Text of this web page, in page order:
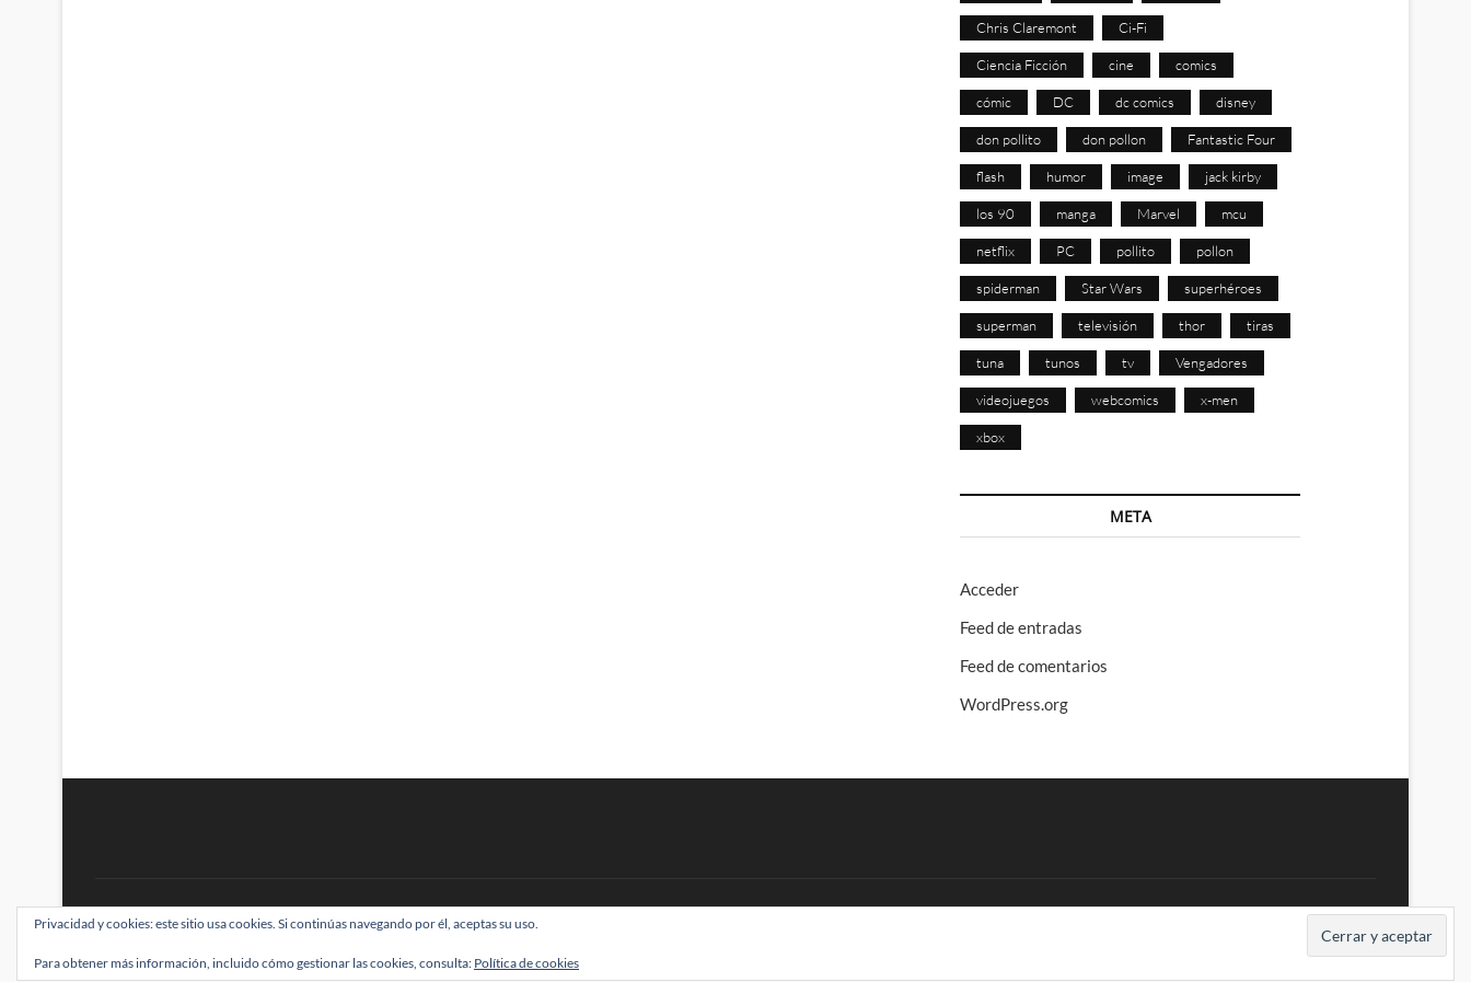
Chris Claremont Ci-Fi
Ciencia Ficción cine comics
cómic DC dc comics disney
don pollito don pollon Fantastic Four
flash humor image jack kirby
los 90 manga Marvel mcu
netflix PC pollito pollon
spiderman Star Wars superhéroes
superman televisión thor tiras
tuna tunos tv Vengadores
videojuegos webcomics x-men
xbox
META
Acceder
Feed de entradas
Feed de comentarios
WordPress.org
BRAINSTOMPING| Diseñado por:Theme Freesia|WordPress| © Todos los derechos reservados
Privacidad y cookies: este sitio usa cookies. Si continúas navegando por él, aceptas su uso.
Para obtener más información, incluido cómo gestionar las cookies, consulta: Política de cookies